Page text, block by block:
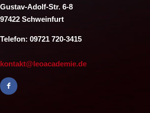
Gustav-Adolf-Str. 6-8
97422 Schweinfurt
Telefon: 09721 720-3415
kontakt@leoacademie.de